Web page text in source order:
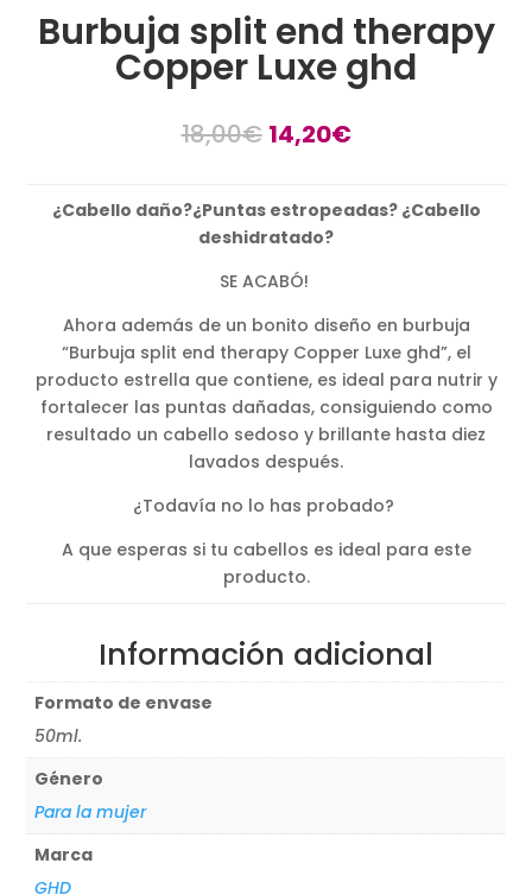
Burbuja split end therapy
Copper Luxe ghd
18,00€ El
era:
18,00€.
14,20€El
es:
¿Cabello daño?¿Puntas estropeadas? ¿Cabello
deshidratado?
SE ACABÓ!
Ahora además de un bonito diseño en burbuja
“Burbuja split end therapy Copper Luxe ghd”, el
producto estrella que contiene, es ideal para nutrir y
fortalecer las puntas dañadas, consiguiendo como
resultado un cabello sedoso y brillante hasta diez
lavados después.
¿Todavía no lo has probado?
A que esperas si tu cabellos es ideal para este
producto.
Información adicional
Formato de envase
50ml.
Género
Para la mujer
Marca
GHD